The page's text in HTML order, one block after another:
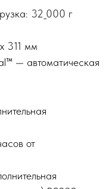
32_000 г
311 мм
— автоматическая
от